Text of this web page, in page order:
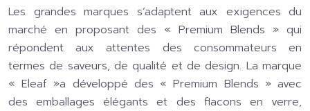
Les grandes marques s’adaptent aux exigences du
marché en proposant des « Premium Blends » qui
répondent aux attentes des consommateurs en
termes de saveurs, de qualité et de design. La marque
« Eleaf »a développé des « Premium Blends » avec
des emballages élégants et des flacons en verre,